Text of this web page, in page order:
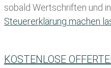
sobald Wertschriften und
Steuererklärung machen
KOSTENLOSE